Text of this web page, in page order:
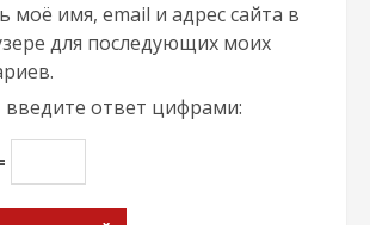
моё имя, email и адрес сайта в
для последующих моих
введите ответ цифрами: